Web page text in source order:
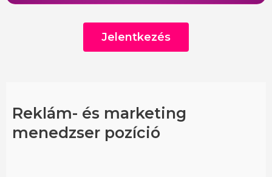
Jelentkezés
koszi@koszi.net
Reklám- és marketing
menedzser pozíció